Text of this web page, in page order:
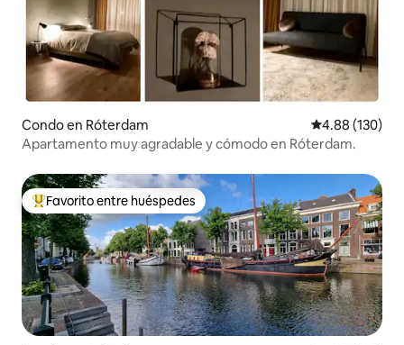
Condo en Róterdam Calificación
4.88 (130)
Apartamento muy agradable y cómodo en Róterdam.
Favorito entre huéspedes preferido
Favorito entre huéspedes